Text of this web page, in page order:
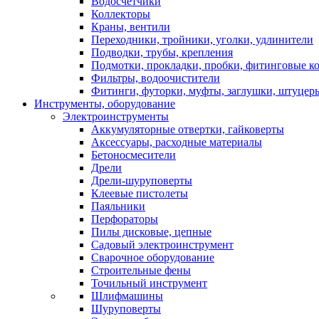
Коллекторы
Краны, вентили
Переходники, тройники, уголки, удлинители
Подводки, трубы, крепления
Подмотки, прокладки, пробки, фитинговые
Фильтры, водоочистители
Фитинги, футорки, муфты, заглушки,
Инструменты, оборудование
Электроинструменты
Аккумуляторные отвертки, гайковерты
Аксессуары, расходные материалы
Бетоносмесители
Дрели
Дрели-шуруповерты
Клеевые пистолеты
Паяльники
Перфораторы
Пилы дисковые, цепные
Садовый электроинструмент
Сварочное оборудование
Строительные фены
Точильный инструмент
Шлифмашины
Шуруповерты